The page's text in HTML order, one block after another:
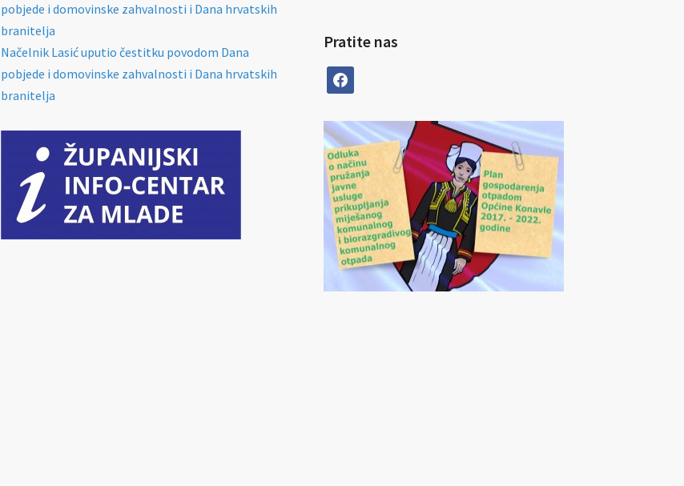
pobjede i domovinske zahvalnosti i Dana hrvatskih
branitelja
Načelnik Lasić uputio čestitku povodom Dana
pobjede i domovinske zahvalnosti i Dana hrvatskih
branitelja
Pratite nas
facebook